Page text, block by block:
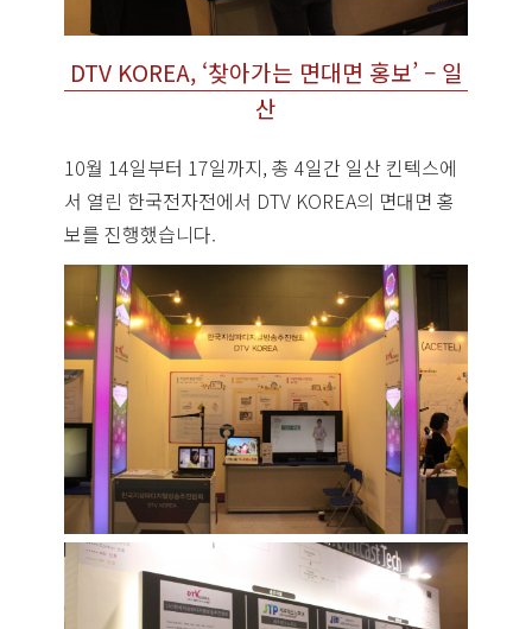
DTV KOREA, ‘찾아가는 면대면 홍보’ – 일
산
10월 14일부터 17일까지, 총 4일간 일산 킨텍스에
서 열린 한국전자전에서 DTV KOREA의 면대면 홍
보를 진행했습니다.